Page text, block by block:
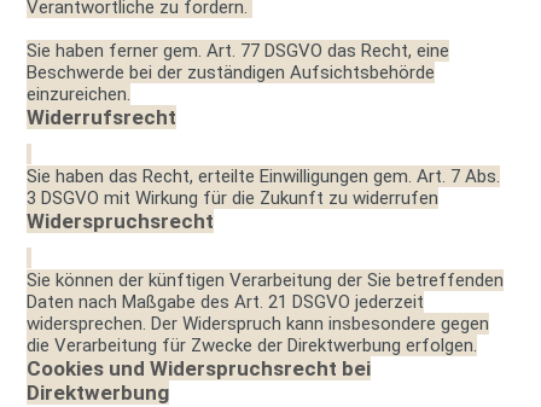
Verantwortliche zu fordern.
Sie haben ferner gem. Art. 77 DSGVO das Recht, eine
Beschwerde bei der zuständigen Aufsichtsbehörde
einzureichen.
Widerrufsrecht
Sie haben das Recht, erteilte Einwilligungen gem. Art. 7 Abs.
3 DSGVO mit Wirkung für die Zukunft zu widerrufen
Widerspruchsrecht
Sie können der künftigen Verarbeitung der Sie betreffenden
Daten nach Maßgabe des Art. 21 DSGVO jederzeit
widersprechen. Der Widerspruch kann insbesondere gegen
die Verarbeitung für Zwecke der Direktwerbung erfolgen.
Cookies und Widerspruchsrecht bei
Direktwerbung